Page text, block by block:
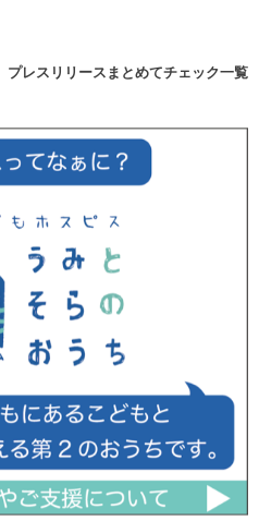
プレスリリースまとめてチェック一覧